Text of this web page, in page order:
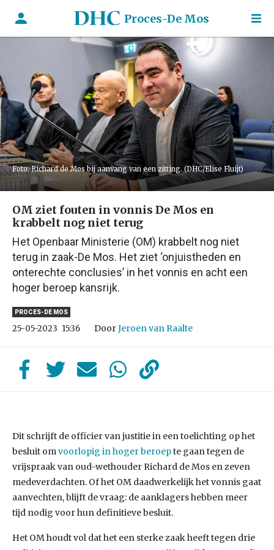
Proces-De Mos
Foto: Richard de Mos bij aanvang van een zitting. (DHC/Elise Fluijt)
OM ziet fouten in vonnis De Mos en
krabbelt nog niet terug
Het Openbaar Ministerie (OM) krabbelt nog niet
terug in zaak-De Mos. Het ziet ‘onjuistheden en
onterechte conclusies’ in het vonnis en acht een
hoger beroep kansrijk.
PROCES-DE MOS
25-05-2023 15:36 DoorJeroen van Raalte
Dit schrijft de officier van justitie in een toelichting op het
besluit omvoorlopig in hoger beroepte gaan tegen de
vrijspraak van oud-wethouder Richard de Mos en zeven
medeverdachten. Of het OM daadwerkelijk het vonnis gaat
aanvechten, blijft de vraag: de aanklagers hebben meer
tijd nodig voor hun definitieve besluit.
Het OM houdt vol dat het een sterke zaak heeft tegen drie